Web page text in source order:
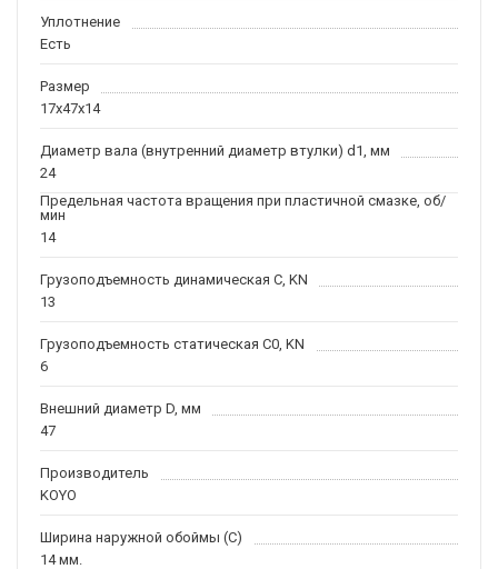
Уплотнение
Есть
Размер
17x47x14
Диаметр вала (внутренний диаметр втулки) d1, мм
24
Предельная частота вращения при пластичной смазке, об/
мин
14
Грузоподъемность динамическая C, KN
13
Грузоподъемность статическая C0, KN
6
Внешний диаметр D, мм
47
Производитель
KOYO
Ширина наружной обоймы (C)
14 мм.